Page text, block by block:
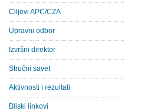
Ciljevi APC/CZA
Upravni odbor
Izvršni direktor
Stručni savet
Aktivnosti i rezultati
Bliski linkovi